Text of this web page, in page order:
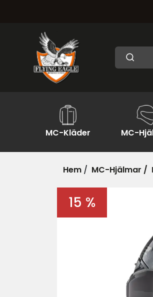
MC-Kläder MC-
Hem / MC-Hjälmar /
15 %